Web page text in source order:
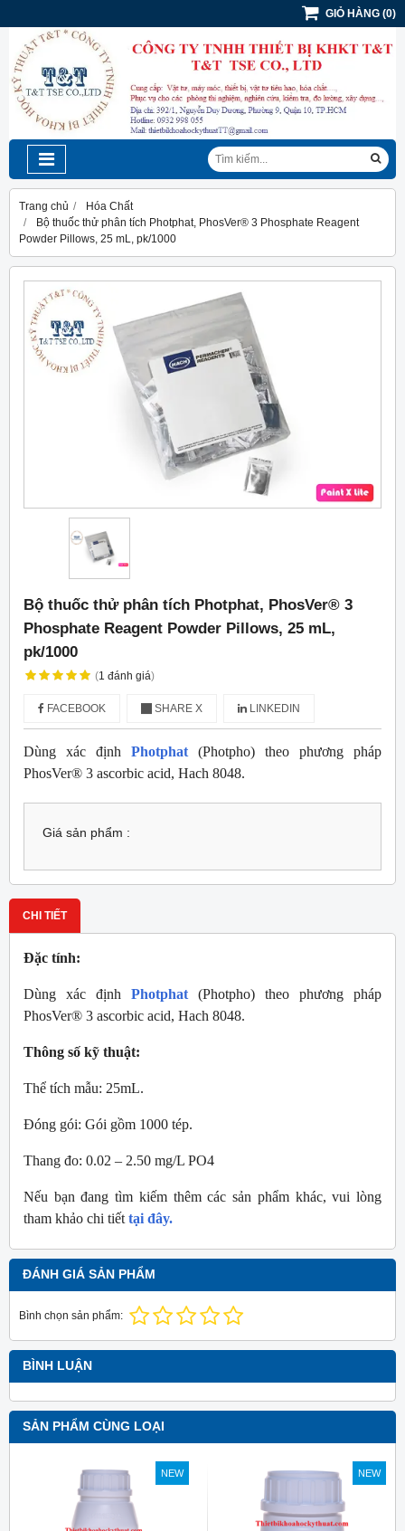
GIỎ HÀNG (0)
Trang chủ
Hóa Chất
Bộ thuốc thử phân tích Photphat, PhosVer® 3 Phosphate Reagent
Powder Pillows, 25 mL, pk/1000
Bộ thuốc thử phân tích Photphat, PhosVer® 3
Phosphate Reagent Powder Pillows, 25 mL,
pk/1000
(1 đánh giá)
FACEBOOK SHARE X LINKEDIN
Dùng xác định Photphat (Photpho) theo phương pháp
PhosVer® 3 ascorbic acid, Hach 8048.
Giá sản phẩm :
CHI TIẾT
Đặc tính:
Dùng xác định Photphat (Photpho) theo phương pháp
PhosVer® 3 ascorbic acid, Hach 8048.
Thông số kỹ thuật:
Thể tích mẫu: 25mL.
Đóng gói: Gói gồm 1000 tép.
Thang đo: 0.02 – 2.50 mg/L PO4
Nếu bạn đang tìm kiếm thêm các sản phẩm khác, vui lòng
tham khảo chi tiết tại đây.
ĐÁNH GIÁ SẢN PHẨM
Bình chọn sản phẩm:
BÌNH LUẬN
SẢN PHẨM CÙNG LOẠI
NEW NEW